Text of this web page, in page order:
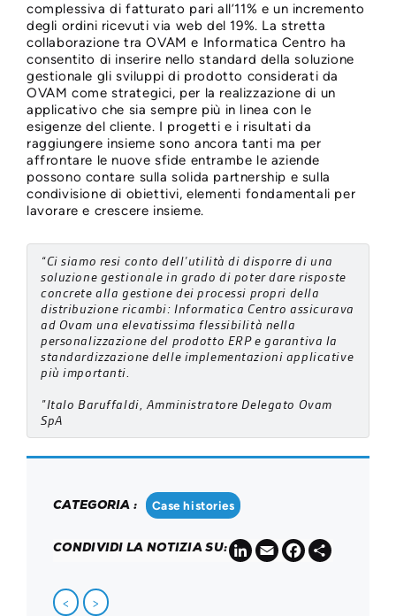
complessiva di fatturato pari all’11% e un incremento
degli ordini ricevuti via web del 19%. La stretta
collaborazione tra OVAM e Informatica Centro ha
consentito di inserire nello standard della soluzione
gestionale gli sviluppi di prodotto considerati da
OVAM come strategici, per la realizzazione di un
applicativo che sia sempre più in linea con le
esigenze del cliente. I progetti e i risultati da
raggiungere insieme sono ancora tanti ma per
affrontare le nuove sfide entrambe le aziende
possono contare sulla solida partnership e sulla
condivisione di obiettivi, elementi fondamentali per
lavorare e crescere insieme.
“Ci siamo resi conto dell’utilità di disporre di una
soluzione gestionale in grado di poter dare risposte
concrete alla gestione dei processi propri della
distribuzione ricambi: Informatica Centro assicurava
ad Ovam una elevatissima flessibilità nella
personalizzazione del prodotto ERP e garantiva la
standardizzazione delle implementazioni applicative
più importanti.
”Italo Baruffaldi, Amministratore Delegato Ovam
SpA
CATEGORIA : Case histories
CONDIVIDI LA NOTIZIA SU: LinkedIn
EmailFacebook
< >